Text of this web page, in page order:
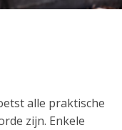
alle praktische
zijn. Enkele